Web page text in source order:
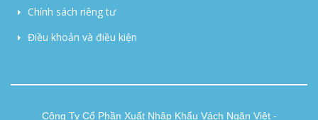
Chính sách riêng tư
Điều khoản và điều kiện
Công Ty Cổ Phần Xuất Nhập Khẩu Vách Ngăn Việt -